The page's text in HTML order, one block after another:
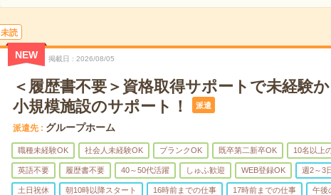
未読
NEW 掲載日 2026/08/05
＜履歴書不要＞資格取得サポートで未経験か
小規模施設のサポート！
派遣
派遣先 グループホーム
職種未経験OK 社会人未経験OK ブランクOK 既卒第二新卒OK 10名以上
英語不要 履歴書不要 40～50代活躍 しゅふ歓迎 WEB登録OK 週2～3
土日祝休 朝10時以降スタート 16時前までの仕事 17時前までの仕事 午後